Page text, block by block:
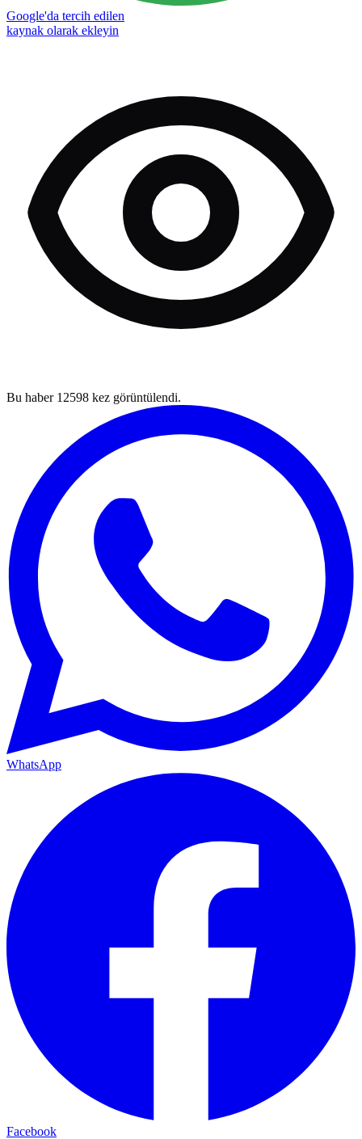
Google'da tercih edilen
kaynak olarak ekleyin
Bu haber 12598 kez görüntülendi.
WhatsApp
Facebook